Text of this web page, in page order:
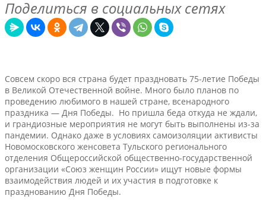
Поделиться в социальных сетях
Совсем скоро вся страна будет праздновать 75-летие Победы
в Великой Отечественной войне. Много было планов по
проведению любимого в нашей стране, всенародного
праздника — Дня Победы. Но пришла беда откуда не ждали,
и грандиозные мероприятия не могут быть выполнены из-за
пандемии. Однако даже в условиях самоизоляции активисты
Новомосковского женсовета Тульского регионального
отделения Общероссийской общественно-государственной
организации «Союз женщин России» ищут новые формы
взаимодействия людей и их участия в подготовке к
празднованию Дня Победы.